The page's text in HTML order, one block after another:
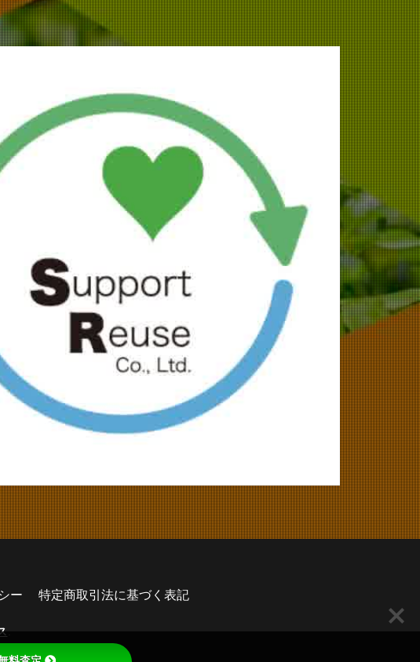
ー 特定商取引法に基づく表記